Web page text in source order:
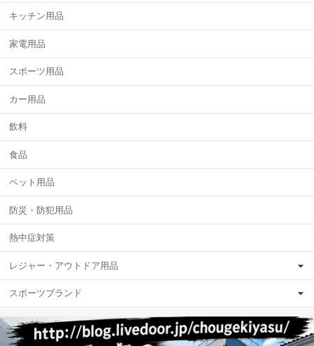
キッチン用品
家電用品
スポーツ用品
カー用品
飲料
食品
ペット用品
防災・防犯用品
熱中症対策
レジャー・アウトドア用品
スポーツブランド